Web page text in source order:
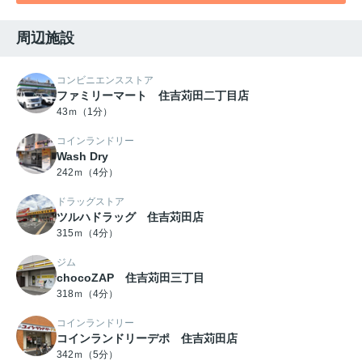
周辺施設
コンビニエンスストア
ファミリーマート 住吉苅田二丁目店
43ｍ（1分）
コインランドリー
Wash Dry
242ｍ（4分）
ドラッグストア
ツルハドラッグ 住吉苅田店
315ｍ（4分）
ジム
chocoZAP 住吉苅田三丁目
318ｍ（4分）
コインランドリー
コインランドリーデポ 住吉苅田店
342ｍ（5分）